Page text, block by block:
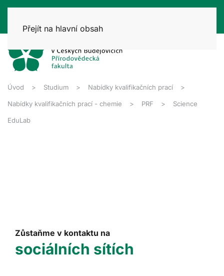
Přejít na hlavní obsah
Úvod Studium Nabídky kvalifikačních prací
Nabídky kvalifikačních prací - chemie PRF Science
EduLab
Zůstaňme v kontaktu na
sociálních sítích